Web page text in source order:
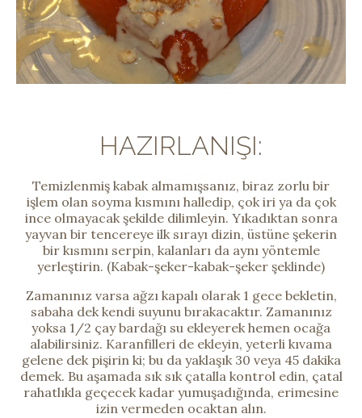
HAZIRLANIŞI:
Temizlenmiş kabak almamışsanız, biraz zorlu bir
işlem olan soyma kısmını halledip, çok iri ya da çok
ince olmayacak şekilde dilimleyin. Yıkadıktan sonra
yayvan bir tencereye ilk sırayı dizin, üstüne şekerin
bir kısmını serpin, kalanları da aynı yöntemle
yerleştirin. (Kabak-şeker-kabak-şeker şeklinde)
Zamanınız varsa ağzı kapalı olarak 1 gece bekletin,
sabaha dek kendi suyunu bırakacaktır. Zamanınız
yoksa 1/2 çay bardağı su ekleyerek hemen ocağa
alabilirsiniz. Karanfilleri de ekleyin, yeterli kıvama
gelene dek pişirin ki; bu da yaklaşık 30 veya 45 dakika
demek. Bu aşamada sık sık çatalla kontrol edin, çatal
rahatlıkla geçecek kadar yumuşadığında, erimesine
izin vermeden ocaktan alın.